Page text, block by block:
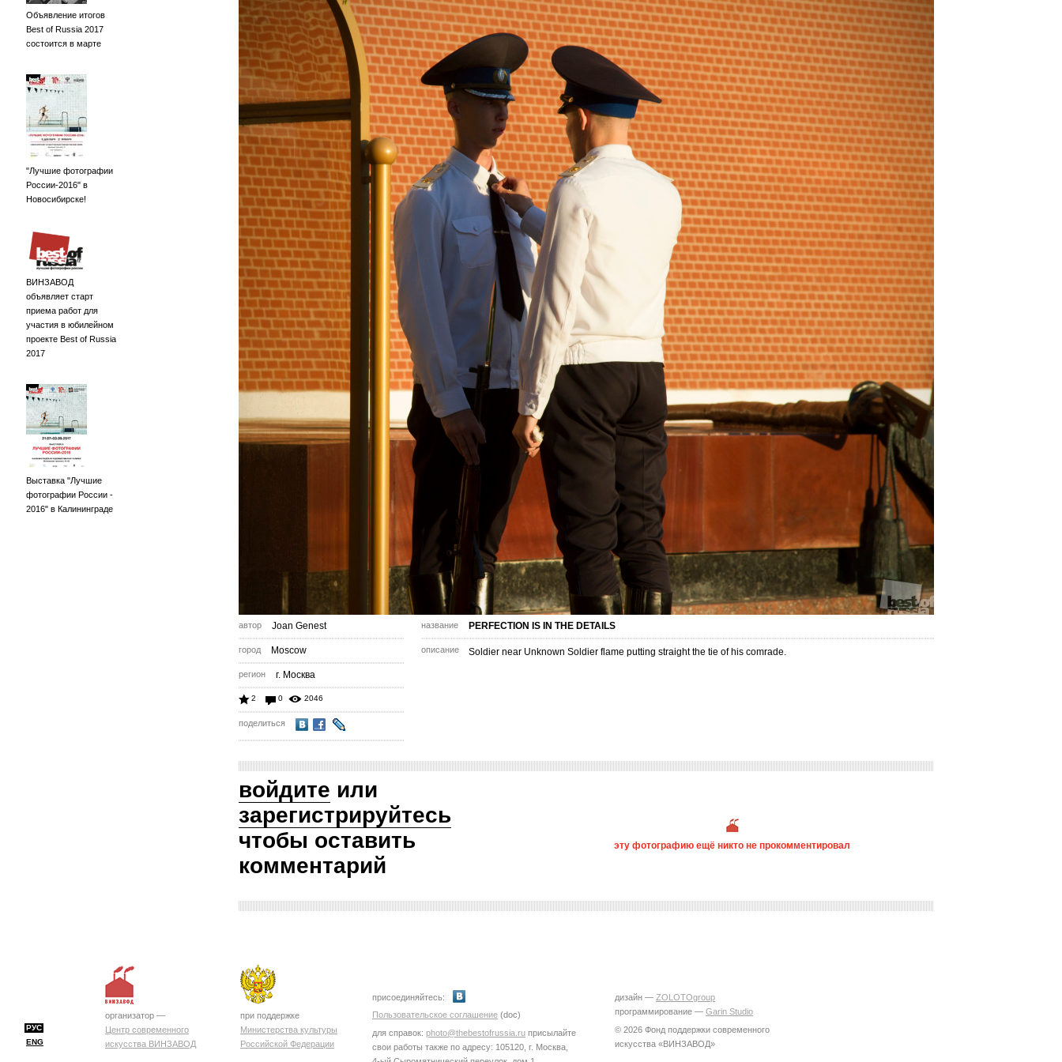
Объявление итогов
Best of Russia 2017
состоится в марте
"Лучшие фотографии
России-2016" в
Новосибирске!
ВИНЗАВОД
объявляет старт
приема работ для
участия в юбилейном
проекте Best of Russia
2017
Выставка "Лучшие
фотографии России -
2016" в Калининграде
автор Joan Genest
город Moscow
регион г. Москва
2 0 2046
поделиться
название PERFECTION IS IN THE DETAILS
описание Soldier near Unknown Soldier flame putting straight the tie of his comrade.
войдите или
зарегистрируйтесь
чтобы оставить
комментарий
эту фотографию ещё никто не прокомментировал
РУС
ENG
организатор —
Центр современного
искусства ВИНЗАВОД
при поддержке
Министерства культуры
Российской Федерации
присоединяйтесь:
Пользовательское соглашение (doc)
для справок: photo@thebestofrussia.ru присылайте
свои работы также по адресу: 105120, г. Москва,
дизайн — ZOLOTOgroup
программирование — Garin Studio
© 2026 Фонд поддержки современного
искусства «ВИНЗАВОД»